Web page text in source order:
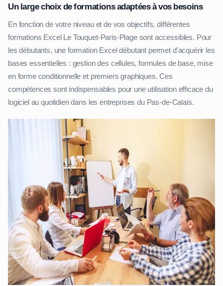
Un large choix de formations adaptées à vos besoins
En fonction de votre niveau et de vos objectifs, différentes
formations Excel Le Touquet-Paris-Plage sont accessibles. Pour
les débutants, une formation Excel débutant permet d'acquérir les
bases essentielles : gestion des cellules, formules de base, mise
en forme conditionnelle et premiers graphiques. Ces
compétences sont indispensables pour une utilisation efficace du
logiciel au quotidien dans les entreprises du Pas-de-Calais.